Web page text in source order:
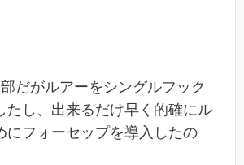
だがルアーをシングルフック
たし、出来るだけ早く的確にル
にフォーセップを導入したの